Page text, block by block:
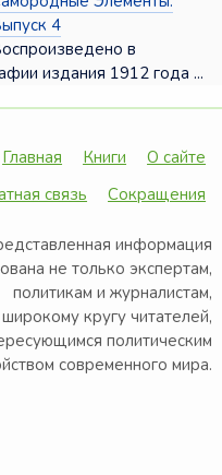
4
в
издания 1912 года ...
Главная Книги
О сайте
связь
Сокращения
информация
не только экспертам,
политикам и журналистам,
кругу читателей,
политическим
современного мира.